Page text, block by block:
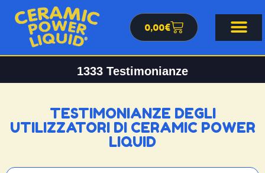
0,00€
1333 Testimonianze
TESTIMONIANZE DEGLI
UTILIZZATORI DI CERAMIC POWER
LIQUID